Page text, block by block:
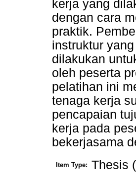
kerja yang
dengan cara
praktik.
instruktur
dilakukan
oleh peserta
pelatihan ini
tenaga kerja
pencapaian
kerja pada
bekerjasama
Item Type: Thesis